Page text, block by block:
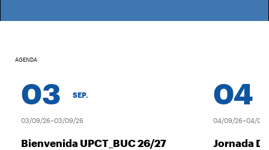
AGENDA
03 SEP.
03/09/26–03/09/26
Bienvenida UPCT_BUC 26/27
04
04/09/26–04/09/
Jornada